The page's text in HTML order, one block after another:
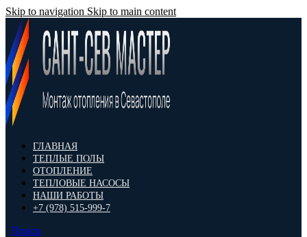
Skip to navigation Skip to main content
ГЛАВНАЯ
ТЕПЛЫЕ ПОЛЫ
ОТОПЛЕНИЕ
ТЕПЛОВЫЕ НАСОСЫ
НАШИ РАБОТЫ
+7 (978) 515-999-7
Поиск